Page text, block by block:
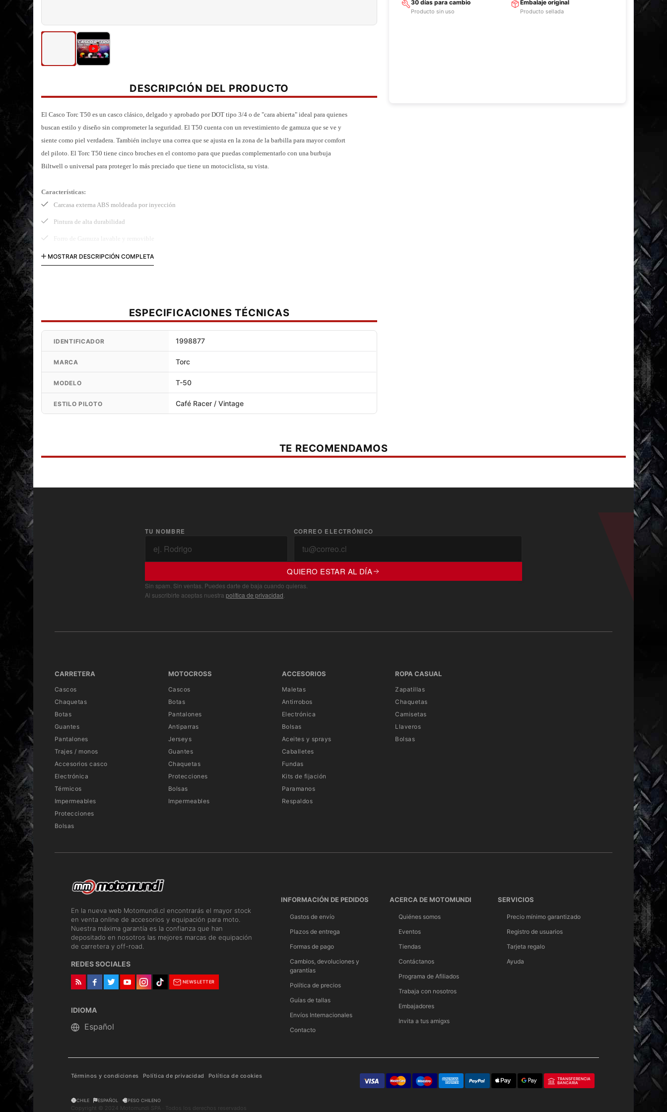
DESCRIPCIÓN DEL PRODUCTO
El Casco Torc T50 es un casco clásico, delgado y aprobado por DOT tipo 3/4 o de "cara abierta" ideal para quienes
buscan estilo y diseño sin comprometer la seguridad. El T50 cuenta con un revestimiento de gamuza que se ve y
siente como piel verdadera. También incluye una correa que se ajusta en la zona de la barbilla para mayor comfort
del piloto. El Torc T50 tiene cinco broches en el contorno para que puedas complementarlo con una burbuja
Biltwell o universal para proteger lo más preciado que tiene un motociclista, su vista.
Características:
Carcasa externa ABS moldeada por inyección
Pintura de alta durabilidad
Forro de Gamuza lavable y removible
Cumple con las normas de seguridadDOT
MOSTRAR DESCRIPCIÓN COMPLETA
ESPECIFICACIONES TÉCNICAS
IDENTIFICADOR 1998877
MARCA Torc
MODELO T-50
ESTILO PILOTO Café Racer / Vintage
30 días para cambio
Producto sin uso
Embalaje original
Producto sellada
TE RECOMENDAMOS
TU NOMBRE CORREO ELECTRÓNICO
QUIERO ESTAR AL DÍA
Sin spam. Sin ventas. Puedes darte de baja cuando quieras.
Al suscribirte aceptas nuestra política de privacidad
CARRETERA
Cascos
Chaquetas
Botas
Guantes
Pantalones
Trajes / monos
Accesorios casco
Electrónica
Térmicos
Impermeables
Protecciones
Bolsas
MOTOCROSS
Cascos
Botas
Pantalones
Antiparras
Jerseys
Guantes
Chaquetas
Protecciones
Bolsas
Impermeables
ACCESORIOS
Maletas
Antirrobos
Electrónica
Bolsas
Aceites y sprays
Caballetes
Fundas
Kits de fijación
Paramanos
Respaldos
ROPA CASUAL
Zapatillas
Chaquetas
Camisetas
Llaveros
Bolsas
En la nueva web Motomundi.cl encontrarás el mayor stock
en venta online de accesorios y equipación para moto.
Nuestra máxima garantía es la confianza que han
depositado en nosotros las mejores marcas de equipación
de carretera y off-road.
REDES SOCIALES
NEWSLETTER
IDIOMA
INFORMACIÓN DE PEDIDOS
Gastos de envío
Plazos de entrega
Formas de pago
Cambios, devoluciones y
garantías
Política de precios
Guías de tallas
Envíos Internacionales
Contacto
ACERCA DE MOTOMUNDI
Quiénes somos
Eventos
Tiendas
Contáctanos
Programa de Afiliados
Trabaja con nosotros
Embajadores
Invita a tus amigxs
SERVICIOS
Precio mínimo garantizado
Registro de usuarios
Tarjeta regalo
Ayuda
Términos y condiciones Política de privacidad Política de cookies
CHILE ESPAÑOL PESO CHILENO
Copyright © 2024 Motomundi SPA · Todos los derechos reservados
TRANSFERENCIA
BANCARIA